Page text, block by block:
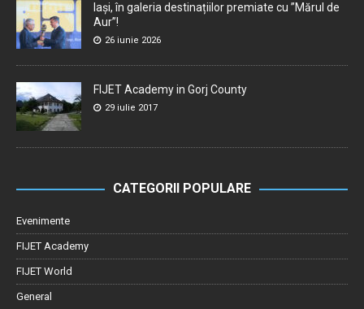
Iași, în galeria destinațiilor premiate cu ”Mărul de
Aur”!
26 iunie 2026
FIJET Academy in Gorj County
29 iulie 2017
CATEGORII POPULARE
Evenimente
FIJET Academy
FIJET World
General